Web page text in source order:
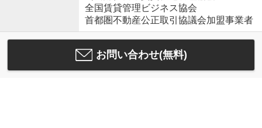
全国賃貸管理ビジネス協会
首都圏不動産公正取引協議会加盟事業者
お問い合わせ(無料)